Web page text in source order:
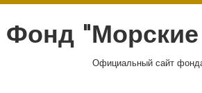
содержимому
Фонд "Морские
Официальный сайт